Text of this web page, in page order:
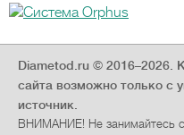
Diametod.ru © 2016–2026.
сайта возможно только с
источник.
ВНИМАНИЕ! Не занимайтесь